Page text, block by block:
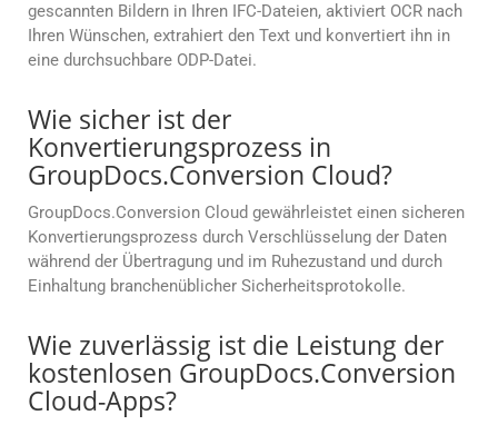
gescannten Bildern in Ihren IFC-Dateien, aktiviert OCR nach
Ihren Wünschen, extrahiert den Text und konvertiert ihn in
eine durchsuchbare ODP-Datei.
Wie sicher ist der
Konvertierungsprozess in
GroupDocs.Conversion Cloud?
GroupDocs.Conversion Cloud gewährleistet einen sicheren
Konvertierungsprozess durch Verschlüsselung der Daten
während der Übertragung und im Ruhezustand und durch
Einhaltung branchenüblicher Sicherheitsprotokolle.
Wie zuverlässig ist die Leistung der
kostenlosen GroupDocs.Conversion
Cloud-Apps?